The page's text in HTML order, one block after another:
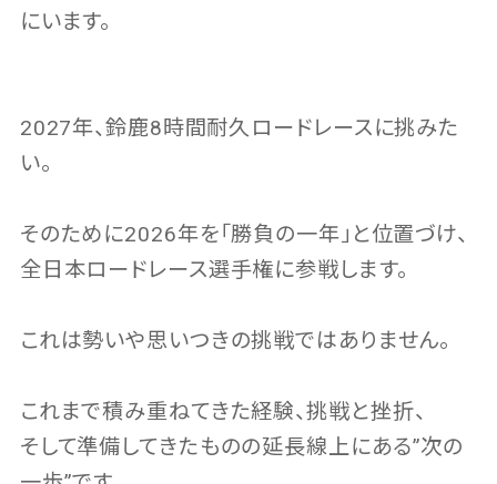
にいます。
2027年、鈴鹿8時間耐久ロードレースに挑みた
い。
そのために2026年を「勝負の一年」と位置づけ、
全日本ロードレース選手権に参戦します。
これは勢いや思いつきの挑戦ではありません。
これまで積み重ねてきた経験、挑戦と挫折、
そして準備してきたものの延長線上にある”次の